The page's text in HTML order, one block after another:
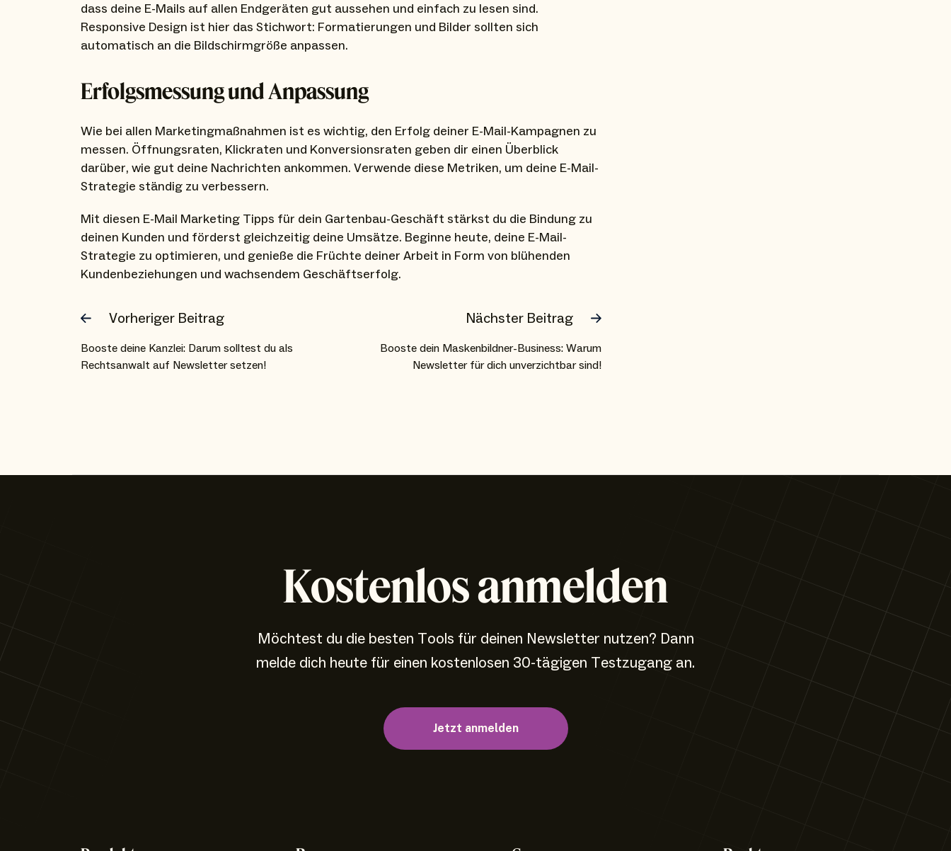
dass deine E-Mails auf allen Endgeräten gut aussehen und einfach zu lesen sind.
Responsive Design ist hier das Stichwort: Formatierungen und Bilder sollten sich
automatisch an die Bildschirmgröße anpassen.
Erfolgsmessung und Anpassung
Wie bei allen Marketingmaßnahmen ist es wichtig, den Erfolg deiner E-Mail-Kampagnen zu
messen. Öffnungsraten, Klickraten und Konversionsraten geben dir einen Überblick
darüber, wie gut deine Nachrichten ankommen. Verwende diese Metriken, um deine E-Mail-
Strategie ständig zu verbessern.
Mit diesen E-Mail Marketing Tipps für dein Gartenbau-Geschäft stärkst du die Bindung zu
deinen Kunden und förderst gleichzeitig deine Umsätze. Beginne heute, deine E-Mail-
Strategie zu optimieren, und genieße die Früchte deiner Arbeit in Form von blühenden
Kundenbeziehungen und wachsendem Geschäftserfolg.
Vorheriger Beitrag
Booste deine Kanzlei: Darum solltest du als
Rechtsanwalt auf Newsletter setzen!
Nächster Beitrag
Booste dein Maskenbildner-Business: Warum
Newsletter für dich unverzichtbar sind!
Kostenlos anmelden
Möchtest du die besten Tools für deinen Newsletter nutzen? Dann
melde dich heute für einen kostenlosen 30-tägigen Testzugang an.
Jetzt anmelden